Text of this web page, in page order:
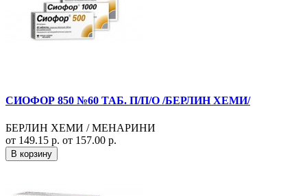
СИОФОР 850 №60 ТАБ. П/П/О /БЕРЛИН ХЕМИ/
БЕРЛИН ХЕМИ / МЕНАРИНИ
от 149.15 р. от 157.00 р.
В корзину